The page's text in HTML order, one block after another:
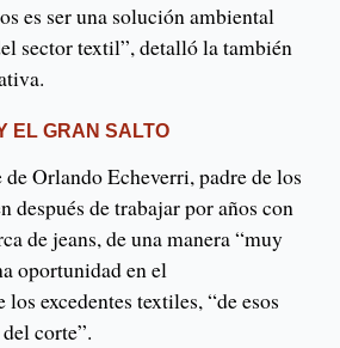
es ser una solución ambiental
sector textil”, detalló la también
EL GRAN SALTO
Orlando Echeverri, padre de los
después de trabajar por años con
de jeans, de una manera “muy
oportunidad en el
excedentes textiles, “de esos
corte”.